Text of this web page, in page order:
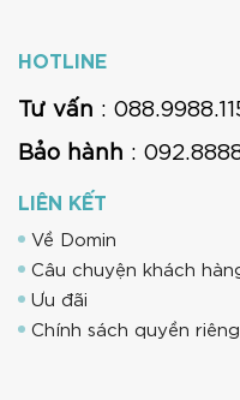
HOTLINE
Tư vấn :
Bảo hành :
LIÊN KẾT
Về Domin
Câu chuyện khách
Ưu đãi
Chính sách quyền